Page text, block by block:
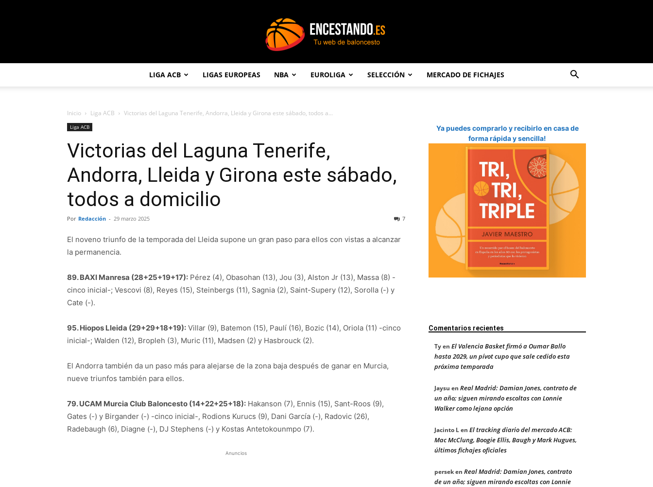
LIGA ACB LIGAS EUROPEAS NBA EUROLIGA SELECCIÓN MERCADO DE FICHAJES
Inicio Liga ACB Victorias del Laguna Tenerife, Andorra, Lleida y Girona este sábado, todos a...
Liga ACB
Victorias del Laguna Tenerife,
Andorra, Lleida y Girona este sábado,
todos a domicilio
Por Redacción - 29 marzo 2025 7
El noveno triunfo de la temporada del Lleida supone un gran paso para ellos con vistas a alcanzar
la permanencia.
89. BAXI Manresa (28+25+19+17): Pérez (4), Obasohan (13), Jou (3), Alston Jr (13), Massa (8) -
cinco inicial-; Vescovi (8), Reyes (15), Steinbergs (11), Sagnia (2), Saint-Supery (12), Sorolla (-) y
Cate (-).
95. Hiopos Lleida (29+29+18+19): Villar (9), Batemon (15), Paulí (16), Bozic (14), Oriola (11) -cinco
inicial-; Walden (12), Bropleh (3), Muric (11), Madsen (2) y Hasbrouck (2).
El Andorra también da un paso más para alejarse de la zona baja después de ganar en Murcia,
nueve triunfos también para ellos.
79. UCAM Murcia Club Baloncesto (14+22+25+18): Hakanson (7), Ennis (15), Sant-Roos (9),
Gates (-) y Birgander (-) -cinco inicial-, Rodions Kurucs (9), Dani García (-), Radovic (26),
Radebaugh (6), Diagne (-), DJ Stephens (-) y Kostas Antetokounmpo (7).
Anuncios
Ya puedes comprarlo y recibirlo en casa de
forma rápida y sencilla!
Comentarios recientes
Tyen El Valencia Basket firmó a Oumar Ballo
hasta 2029, un pívot cupo que sale cedido esta
próxima temporada
Jaysu en Real Madrid: Damian Jones, contrato de
un año; siguen mirando escoltas con Lonnie
Walker como lejana opción
Jacinto Len El tracking diario del mercado ACB:
Mac McClung, Boogie Ellis, Baugh y Mark Hugues,
últimos fichajes oficiales
perseken Real Madrid: Damian Jones, contrato
de un año; siguen mirando escoltas con Lonnie